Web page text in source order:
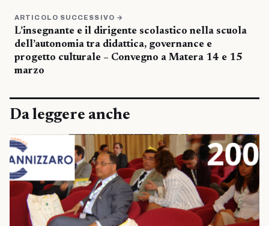
ARTICOLO SUCCESSIVO →
L’insegnante e il dirigente scolastico nella scuola
dell’autonomia tra didattica, governance e
progetto culturale – Convegno a Matera 14 e 15
marzo
Da leggere anche